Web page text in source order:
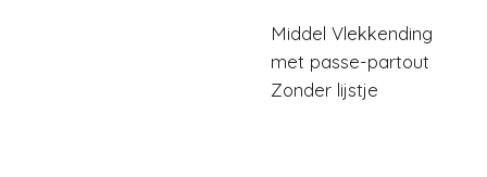
Middel Vlekkending
met passe-partout
Zonder lijstje